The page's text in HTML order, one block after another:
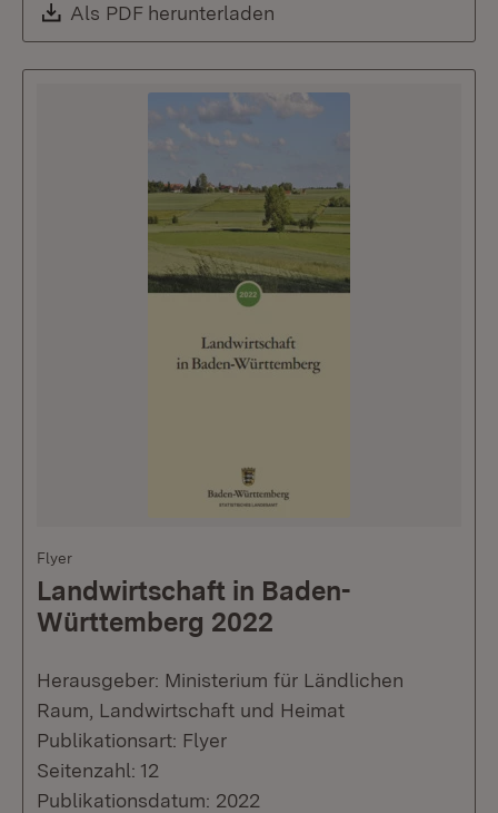
Download:
Als PDF herunterladen
Flyer
Landwirtschaft in Baden-
Württemberg 2022
Herausgeber: Ministerium für Ländlichen
Raum, Landwirtschaft und Heimat
Publikationsart: Flyer
Seitenzahl: 12
Publikationsdatum: 2022